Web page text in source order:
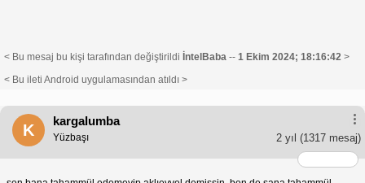
< Bu mesaj bu kişi tarafından değiştirildi İntelBaba -- 1 Ekim 2024; 18:16:42 >
< Bu ileti Android uygulamasından atıldı >
K
kargalumba
2 yıl (1317 mesaj)
Yüzbaşı